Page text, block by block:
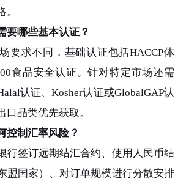
要哪些基本认证？
求不同，基础认证包括HACCP体
食品安全认证。针对特定市场还需
认证、Kosher认证或GlobalGAP认
口品类优先获取。
控制汇率风险？
签订远期结汇合约、使用人民币结
盟国家）、对订单规模进行分散安排